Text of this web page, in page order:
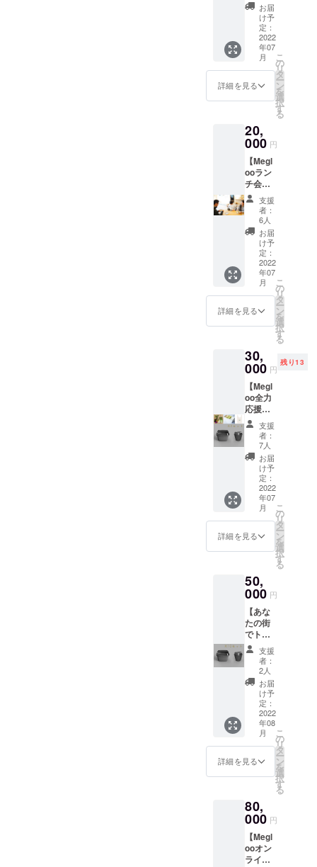
目安と
なりま
す（7~8
本の
花） 株
式会社
リー運
営gui
gui-
flower.c
om/)
よくご
確認の
上、お
早めに
お召し
上がり
い。
GELAT
ERIA
SANTi
のジェ
ラート
Megloo
容器に
にてお
送りし
ます。
マイ容
器推進
パック
（一人
用）に
加えて
下記が
追加と
なりま
す。 ・
GELAT
ERIA
SANTi
のジェ
円相当
＋1300
円クー
ル宅急
便） ※
季節の
お任せ3
種セッ
トとな
りま
す。ア
レル
ギーの
有無
や、お
召し上
がる場
にその
旨を記
載下さ
い。 ※
原材料
及び添
加物等
の食品
表示は
お届け
商品の
ラベル
に表記
されま
す。 ※
の写真
は現状
器
1000ml
です
が、こ
れが新
ごみゼ
ロを
（5300
）! 応援
ありが
とうご
ざいま
すパッ
クに加
えて、
ン容
器 ２
つ（二
段式、
容量約
800ml
、電子
レンジ/
食洗機
対応）
・カッ
プ容
器 ２
つ（容
量約
300ml
、電子
※仕様・
デザイ
ン等は
多少の
変更が
ある可
能性が
ありま
す。
お届
け予
定：
2022
年07
月
詳細を見る
こ
の
リ
タ
ー
ン
を
選
択
す
る
20,
000 円
【Megl
ooラン
チ会参
加パッ
ク＠鎌
倉】 鎌
倉で
Megloo
体験＆
運営メ
ンバー
やサス
テナブ
ルに関
心高い
ゲスト
流する
会で
す。 ス
タッフ
と一緒
に
Megloo
対応店
舗へ行
き、テ
イクア
ウトし
ます。
その
後、
HATSU
鎌倉
分）へ
行き、
Megloo
でラン
チ会を
実施し
ます。
Megloo
ランチ
代（一
名様
分）
※2022
年5月に
ご案内
のメー
きま
す。 ※
ランチ
会は、
2022年
5月〜
支援
者：
6人
お届
け予
定：
2022
年07
月
詳細を見る
こ
の
リ
タ
ー
ン
を
選
択
す
る
30,
000 円
残り13
【Megl
oo全力
応援
パッ
ク】
Megloo
を全力
応援し
てくだ
さる向
けの
パック
です。
ごみゼ
ロを
（5300
ありが
とうご
ざいま
すパッ
クに加
えて、
・
Megloo
非公開
Slackコ
ミュニ
ティへ
のご招
待 ・メ
イン容
器 ２
つ（二
、電子
レンジ/
食洗機
対応）
・カッ
プ容
支援
者：
7人
お届
け予
定：
2022
年07
月
詳細を見る
こ
の
リ
タ
ー
ン
を
選
択
す
る
50,
000 円
【あな
たの街
でトラ
イアル
パッ
ク】
Megloo
導入し
ていな
い地域
にて、
トライ
アル実
施応援
パック
です。
ン容
器 10
個（二
段式、
容量約
800ml
支援
者：
2人
お届
け予
定：
2022
年08
月
詳細を見る
こ
の
リ
タ
ー
ン
を
選
択
す
る
80,
000 円
【Megl
ooオン
ライン